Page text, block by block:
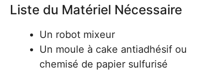
Liste du Matériel Nécessaire
Un robot mixeur
Un moule à cake antiadhésif ou
chemisé de papier sulfurisé